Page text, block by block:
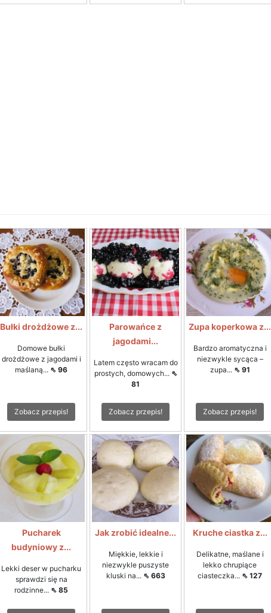
Bułki drożdżowe z...
Domowe bułki
drożdżowe z jagodami i
maślaną... ⇖ 96
Zobacz przepis!
Parowańce z
jagodami...
Latem często wracam do
prostych, domowych... ⇖
81
Zobacz przepis!
Zupa koperkowa z...
Bardzo aromatyczna i
niezwykle sycąca –
zupa... ⇖ 91
Zobacz przepis!
Pucharek
budyniowy z...
Lekki deser w pucharku
sprawdzi się na
rodzinne... ⇖ 85
Jak zrobić idealne...
Miękkie, lekkie i
niezwykle puszyste
kluski na... ⇖ 663
Kruche ciastka z...
Delikatne, maślane i
lekko chrupiące
ciasteczka... ⇖ 127